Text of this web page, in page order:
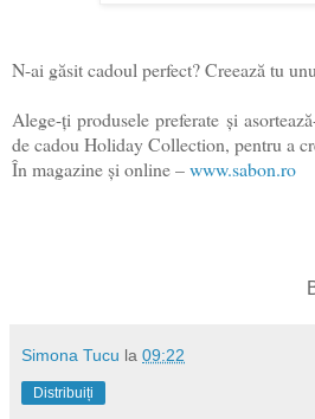
N-ai găsit cadoul perfect? Creează tu
Alege-ți produsele preferate și
de cadou Holiday Collection, pentru a
În magazine și online –www.sabon.ro
Simona Tucu la 09:22
Distribuiți